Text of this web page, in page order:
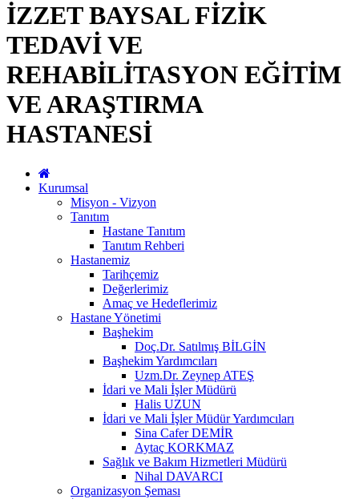
İZZET BAYSAL FİZİK
TEDAVİ VE
REHABİLİTASYON EĞİTİM
VE ARAŞTIRMA
HASTANESİ
Kurumsal
Misyon - Vizyon
Tanıtım
Hastane Tanıtım
Tanıtım Rehberi
Hastanemiz
Tarihçemiz
Değerlerimiz
Amaç ve Hedeflerimiz
Hastane Yönetimi
Başhekim
Doç.Dr. Satılmış BİLGİN
Başhekim Yardımcıları
Uzm.Dr. Zeynep ATEŞ
İdari ve Mali İşler Müdürü
Halis UZUN
İdari ve Mali İşler Müdür Yardımcıları
Sina Cafer DEMİR
Aytaç KORKMAZ
Sağlık ve Bakım Hizmetleri Müdürü
Nihal DAVARCI
Organizasyon Şeması